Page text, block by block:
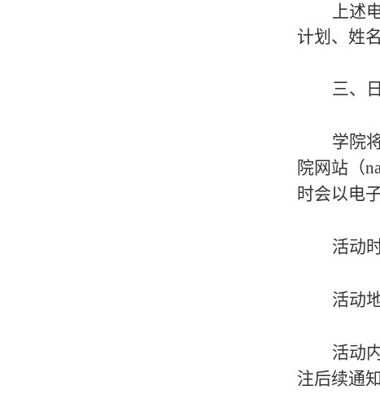
上述
计划、姓
三、
学院
院网站 （
时会以电
活动
活动
活动
注后续通知